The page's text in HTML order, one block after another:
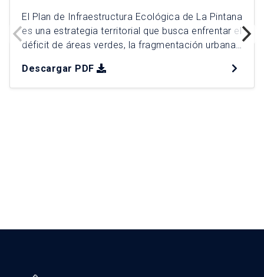
El Plan de Infraestructura Ecológica de La Pintana
es una estrategia territorial que busca enfrentar el
déficit de áreas verdes, la fragmentación urbana
han afectado a la comuna. A través de un
enfoque de justicia territorial y sostenibilidad, el
Descargar PDF